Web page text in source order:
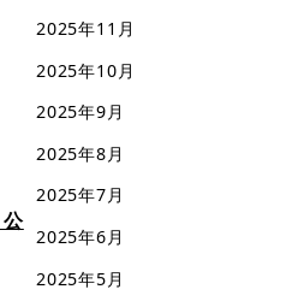
2025年11月
2025年10月
2025年9月
2025年8月
2025年7月
2025年6月
2025年5月